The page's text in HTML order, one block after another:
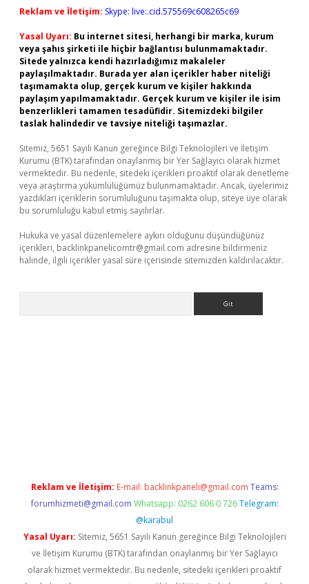
Reklam ve İletişim: Skype: live:.cid.575569c608265c69
Yasal Uyarı: Bu internet sitesi, herhangi bir marka, kurum
veya şahıs şirketi ile hiçbir bağlantısı bulunmamaktadır.
Sitede yalnızca kendi hazırladığımız makaleler
paylaşılmaktadır. Burada yer alan içerikler haber niteliği
taşımamakta olup, gerçek kurum ve kişiler hakkında
paylaşım yapılmamaktadır. Gerçek kurum ve kişiler ile isim
benzerlikleri tamamen tesadüfidir. Sitemizdeki bilgiler
taslak halindedir ve tavsiye niteliği taşımazlar.
Sitemiz, 5651 Sayılı Kanun gereğince Bilgi Teknolojileri ve İletişim
Kurumu (BTK) tarafından onaylanmış bir Yer Sağlayıcı olarak hizmet
vermektedir. Bu nedenle, sitedeki içerikleri proaktif olarak denetleme
veya araştırma yükümlülüğümüz bulunmamaktadır. Ancak, üyelerimiz
yazdıkları içeriklerin sorumluluğunu taşımakta olup, siteye üye olarak
bu sorumluluğu kabul etmiş sayılırlar.
Hukuka ve yasal düzenlemelere aykırı olduğunu düşündüğünüz
içerikleri, backlinkpanelicomtr@gmail.com adresine bildirmeniz
halinde, ilgili içerikler yasal süre içerisinde sitemizden kaldırılacaktır.
Reklam ve İletişim: E-mail: backlinkpaneli@gmail.com Teams:
forumhizmeti@gmail.com Whatsapp: 0262 606 0 726 Telegram:
@karabul
Yasal Uyarı: Sitemiz, 5651 Sayılı Kanun gereğince Bilgi Teknolojileri
ve İletişim Kurumu (BTK) tarafından onaylanmış bir Yer Sağlayıcı
olarak hizmet vermektedir. Bu nedenle, sitedeki içerikleri proaktif